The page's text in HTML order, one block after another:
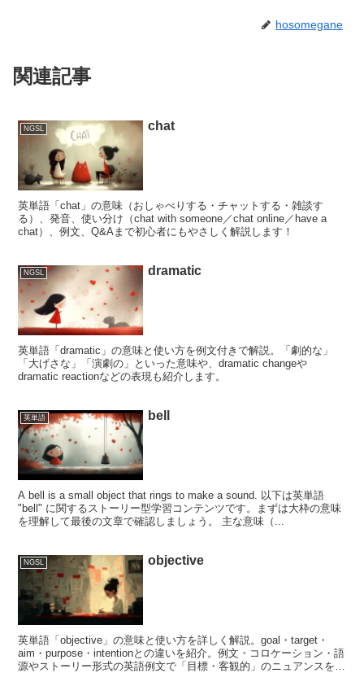
hosomegane
関連記事
NGSL chat
英単語「chat」の意味（おしゃべりする・チャットする・雑談す
る）、発音、使い分け（chat with someone／chat online／have a
chat）、例文、Q&Aまで初心者にもやさしく解説します！
NGSL dramatic
英単語「dramatic」の意味と使い方を例文付きで解説。「劇的な」
「大げさな」「演劇の」といった意味や、dramatic changeや
dramatic reactionなどの表現も紹介します。
英単語 bell
A bell is a small object that rings to make a sound. 以下は英単語
"bell" に関するストーリー型学習コンテンツです。まずは大枠の意味
を理解して最後の文章で確認しましょう。 主な意味（...
NGSL objective
英単語「objective」の意味と使い方を詳しく解説。goal・target・
aim・purpose・intentionとの違いを紹介。例文・コロケーション・語
源やストーリー形式の英語例文で「目標・客観的」のニュアンスを学